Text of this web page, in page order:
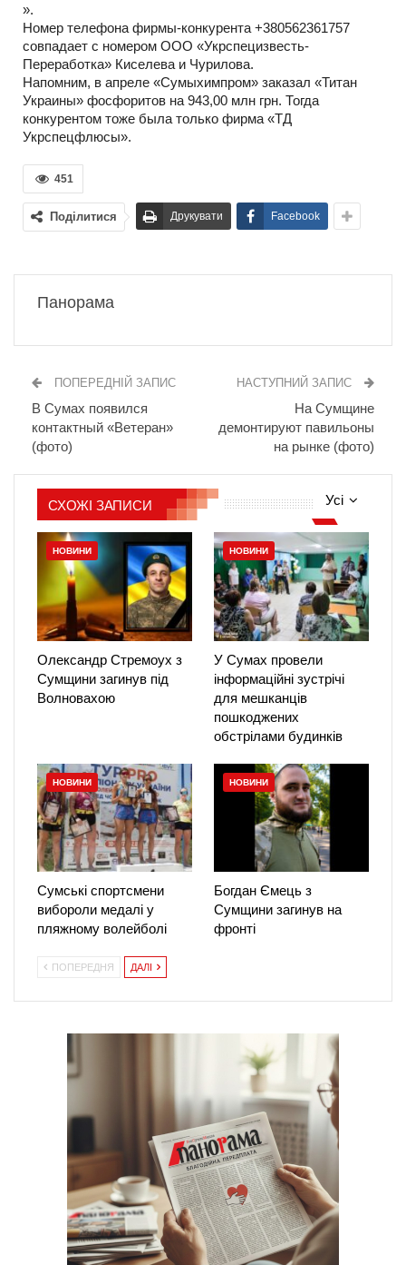
».
Номер телефона фирмы-конкурента +380562361757
совпадает с номером ООО «Укрспецизвесть-
Переработка» Киселева и Чурилова.
Напомним, в апреле «Сумыхимпром» заказал «Титан
Украины» фосфоритов на 943,00 млн грн. Тогда
конкурентом тоже была только фирма «ТД
Укрспецфлюсы».
451
Поділитися Друкувати Facebook
Панорама
ПОПЕРЕДНІЙ ЗАПИС
В Сумах появился
контактный «Ветеран»
(фото)
НАСТУПНИЙ ЗАПИС
На Сумщине
демонтируют павильоны
на рынке (фото)
Усі
СХОЖІ ЗАПИСИ
НОВИНИ
Олександр Стремоух з
Сумщини загинув під
Волновахою
НОВИНИ
У Сумах провели
інформаційні зустрічі
для мешканців
пошкоджених
обстрілами будинків
НОВИНИ
Сумські спортсмени
вибороли медалі у
пляжному волейболі
НОВИНИ
Богдан Ємець з
Сумщини загинув на
фронті
ПОПЕРЕДНЯ ДАЛІ